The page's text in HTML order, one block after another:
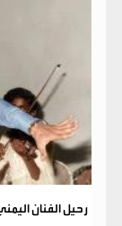
رحيل الفنان